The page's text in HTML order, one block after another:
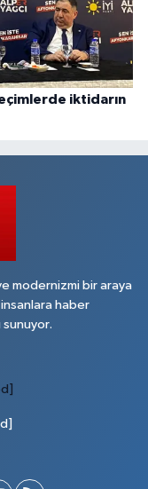
iktidarın
modernizmi bir araya
haber